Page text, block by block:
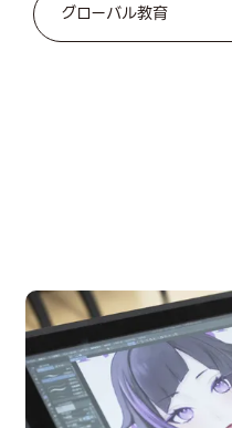
グローバル教育